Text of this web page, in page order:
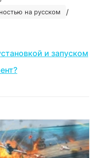
на русском /
и запуском